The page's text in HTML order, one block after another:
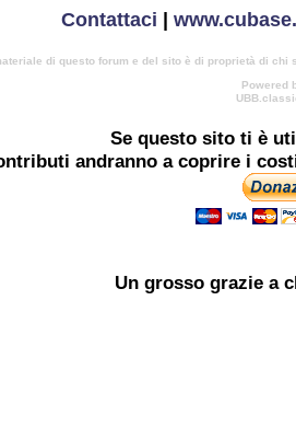
Contattaci
di questo forum e del sito è di proprietà di
Powered
Se questo sito ti è
andranno a coprire i
Un grosso grazie a